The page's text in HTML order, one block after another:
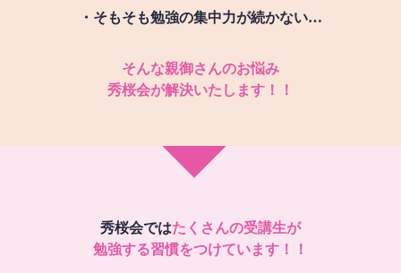
・そもそも勉強の集中力が続かない…
そんな親御さんのお悩み
秀桜会が解決いたします！！
秀桜会ではたくさんの受講生が
勉強する習慣をつけています！！